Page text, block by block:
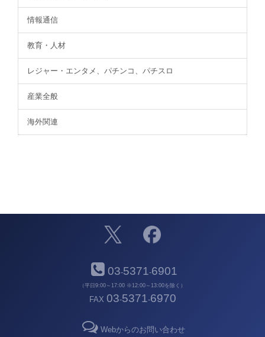
情報通信
教育・人材
レジャー・エンタメ、パチンコ、パチスロ
産業全般
海外関連
03-5371-6901
（平日9:00～17:00 ※12:00～13:00を除く）
FAX 03-5371-6970
Webからのお問い合わせ